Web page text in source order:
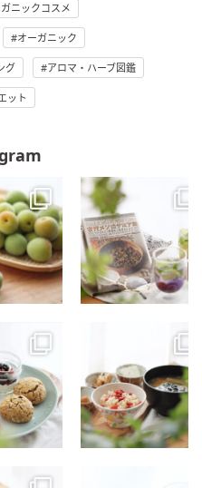
ニックコスメ
オーガニック
グ アロマ・ハーブ図鑑
ット